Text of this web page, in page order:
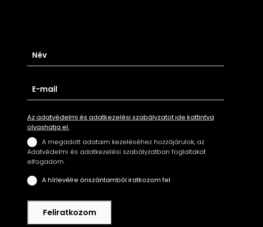
Az adatvédelmi és adatkezelési szabályzatot ide kattintva
olvashatja el.
A megadott adataim kezeléséhez hozzájárulok, az
Adatvédelmi és adatkezelési szabályzatban foglaltakat
elfogadom.
A hírlevélre önszántamból iratkozom fel.
Feliratkozom